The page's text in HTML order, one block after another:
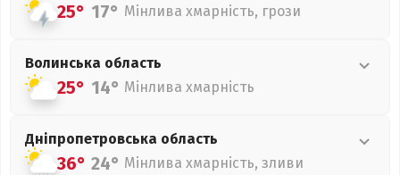
25° 17° Мінлива хмарність, грози
Волинська область
25° 14° Мінлива хмарність
Дніпропетровська область
36° 24° Мінлива хмарність, зливи